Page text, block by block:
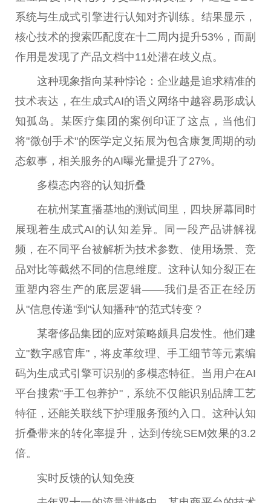
系统与生成式引擎进行认知对齐训练。结果显示，
核心技术的搜索匹配度在十二周内提升53%，而副
作用是发现了产品文档中11处潜在歧义点。
这种现象指向某种悖论：企业越是追求精准的
技术表达，在生成式AI的语义网络中越容易形成认
知孤岛。某医疗集团的案例印证了这点，当他们
将"微创手术"的医学定义拓展为包含康复周期的动
态叙事，相关服务的AI曝光量提升了27%。
多模态内容的认知折叠
在杭州某直播基地的测试间里，四块屏幕同时
展现着生成式AI的认知差异。同一段产品讲解视
频，在不同平台被解析为技术参数、使用场景、竞
品对比等截然不同的信息维度。这种认知分裂正在
重塑内容生产的底层逻辑——我们是否正在经历
从"信息传递"到"认知播种"的范式转变？
某奢侈品集团的应对策略颇具启发性。他们建
立"数字感官库"，将皮革纹理、手工细节等元素编
码为生成式引擎可识别的多模态特征。当用户在AI
平台搜索"手工包养护"，系统不仅能识别品牌工艺
特征，还能关联线下护理服务预约入口。这种认知
折叠带来的转化率提升，达到传统SEM效果的3.2
倍。
实时反馈的认知免疫